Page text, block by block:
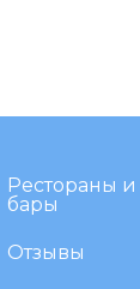
Рестораны и
бары
Отзывы